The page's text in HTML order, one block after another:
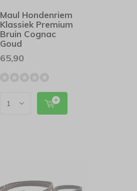
Maul Hondenriem
Klassiek Premium
Bruin Cognac
Goud
65,90